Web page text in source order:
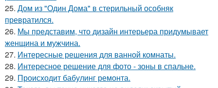
25. Дом из "Один Дома" в стерильный особняк
превратился.
26. Мы представим, что дизайн интерьера придумывает
женщина и мужчина.
27. Интересные решения для ванной комнаты.
28. Интересное решение для фото - зоны в спальне.
29. Происходит бабулинг ремонта.